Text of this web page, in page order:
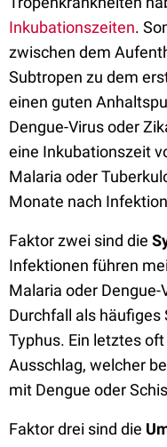
Inkubationszeiten.
zwischen dem
Subtropen zu dem
einen guten
Dengue-Virus oder
eine Inkubationszeit
Malaria oder
Monate nach
Faktor zwei sind die
Infektionen führen
Malaria oder
Durchfall als häufiges
Typhus. Ein letztes
Ausschlag, welcher
mit Dengue oder
Faktor drei sind die